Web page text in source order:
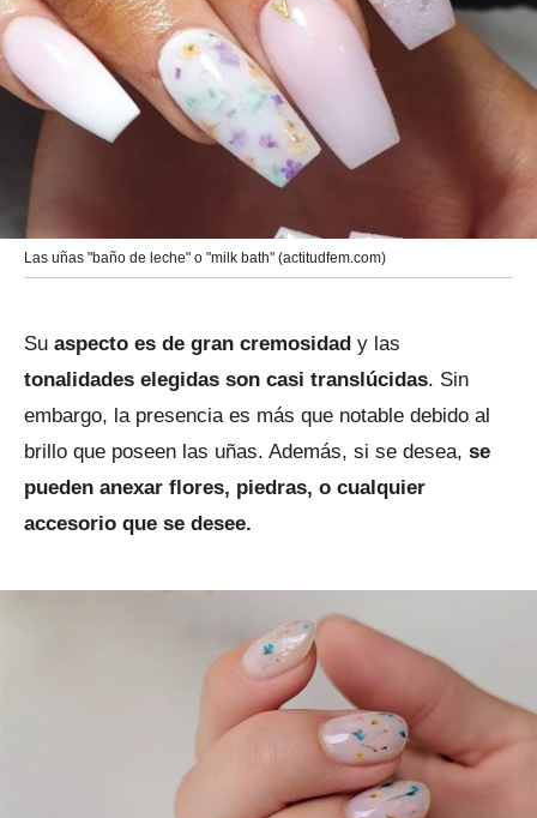
Las uñas "baño de leche" o "milk bath" (actitudfem.com)
Su aspecto es de gran cremosidad y las
tonalidades elegidas son casi translúcidas. Sin
embargo, la presencia es más que notable debido al
brillo que poseen las uñas. Además, si se desea, se
pueden anexar flores, piedras, o cualquier
accesorio que se desee.